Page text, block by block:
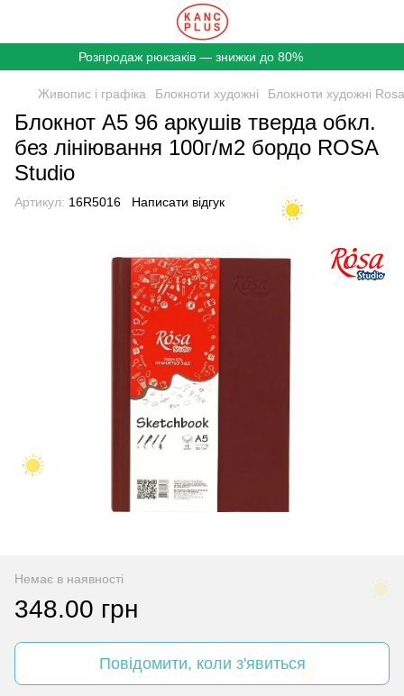
Розпродаж рюкзаків — знижки до 80%
Живопис і графіка Блокноти художні Блокноти художні
Блокнот A5 96 аркушів тверда обкл.
без лініювання 100г/м2 бордо ROSA
Studio
Артикул: 16R5016 Написати відгук
Немає в наявності
348.00 грн
Повідомити, коли з'явиться